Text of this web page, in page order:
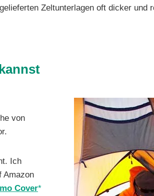
Zeltunterlagen oft dicker und
von
Ich
Amazon
Cover